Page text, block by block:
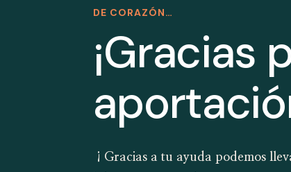
DE CORAZÓN…
¡Gracias
¡Gracias a tu ayuda podemos